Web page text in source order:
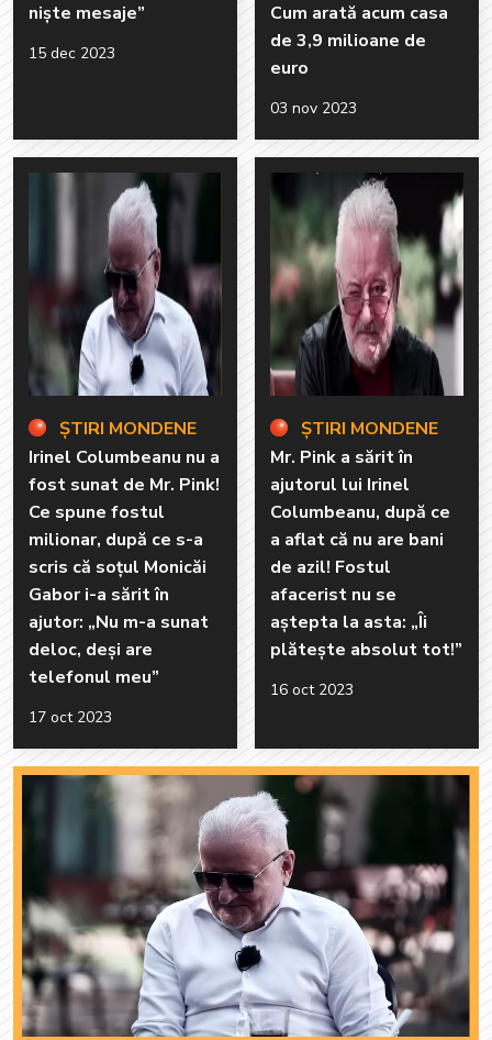
niște mesaje”
15 dec 2023
Cum arată acum casa
de 3,9 milioane de
euro
03 nov 2023
ȘTIRI MONDENE
Irinel Columbeanu nu a
fost sunat de Mr. Pink!
Ce spune fostul
milionar, după ce s-a
scris că soțul Monicăi
Gabor i-a sărit în
ajutor: „Nu m-a sunat
deloc, deși are
telefonul meu”
17 oct 2023
ȘTIRI MONDENE
Mr. Pink a sărit în
ajutorul lui Irinel
Columbeanu, după ce
a aflat că nu are bani
de azil! Fostul
afacerist nu se
aștepta la asta: „Îi
plătește absolut tot!”
16 oct 2023